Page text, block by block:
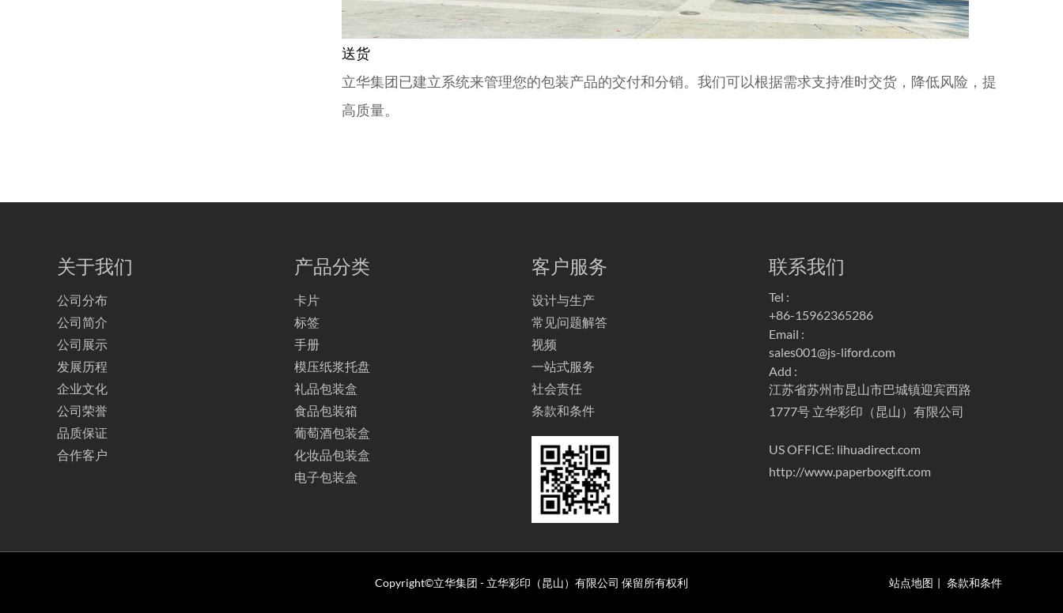
系
送货
立华集团已建立系统来管理您的包装产品的交付和分销。我们可以根据需求支持准时交货，降低风险，提
高质量。
关于我们
公司分布
公司简介
公司展示
发展历程
企业文化
公司荣誉
品质保证
合作客户
产品分类
卡片
标签
手册
模压纸浆托盘
礼品包装盒
食品包装箱
葡萄酒包装盒
化妆品包装盒
电子包装盒
客户服务
设计与生产
常见问题解答
视频
一站式服务
社会责任
条款和条件
联系我们
Tel :
+86-15962365286
Email :
sales001@js-liford.com
Add :
江苏省苏州市昆山市巴城镇迎宾西路
1777号 立华彩印（昆山）有限公司
US OFFICE: lihuadirect.com
http://www.paperboxgift.com
Copyright©立华集团 - 立华彩印（昆山）有限公司 保留所有权利 站点地图 | 条款和条件